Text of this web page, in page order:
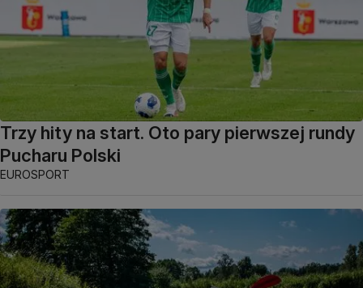
Trzy hity na start. Oto pary pierwszej rundy
Pucharu Polski
EUROSPORT